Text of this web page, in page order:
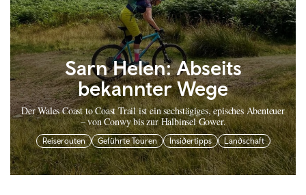
Sarn Helen: Abseits
bekannter Wege
Der Wales Coast to Coast Trail ist ein sechstägiges, episches Abenteuer
– von Conwy bis zur Halbinsel Gower.
Reiserouten Geführte Touren Insidertipps Landschaft